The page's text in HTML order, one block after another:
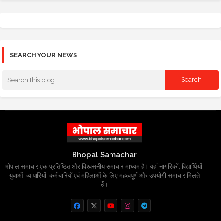
SEARCH YOUR NEWS
Bhopal Samachar
भोपाल समाचार एक प्रतिष्ठित और विश्वसनीय समाचार माध्यम है। यहां नागरिकों, विद्यार्थियों,
युवाओं, व्यापारियों, कर्मचारियों एवं महिलाओं के लिए महत्वपूर्ण और उपयोगी समाचार मिलते
हैं।